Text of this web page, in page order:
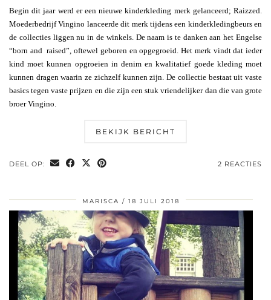
Begin dit jaar werd er een nieuwe kinderkleding merk gelanceerd; Raizzed.
Moederbedrijf Vingino lanceerde dit merk tijdens een kinderkledingbeurs en
de collecties liggen nu in de winkels. De naam is te danken aan het Engelse
“born and raised”, oftewel geboren en opgegroeid. Het merk vindt dat ieder
kind moet kunnen opgroeien in denim en kwalitatief goede kleding moet
kunnen dragen waarin ze zichzelf kunnen zijn. De collectie bestaat uit vaste
basics tegen vaste prijzen en die zijn een stuk vriendelijker dan die van grote
broer Vingino.
BEKIJK BERICHT
DEEL OP: 2 REACTIES
MARISCA 18 JULI 2018